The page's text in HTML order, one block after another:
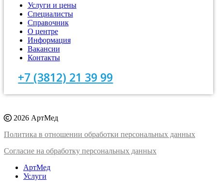
Услуги и цены
Специалисты
Справочник
О центре
Информация
Вакансии
Контакты
+7 (3812) 21 39 99
2026 АртМед
Политика в отношении обработки персональных данных
Согласие на обработку персональных данных
АртМед
Услуги